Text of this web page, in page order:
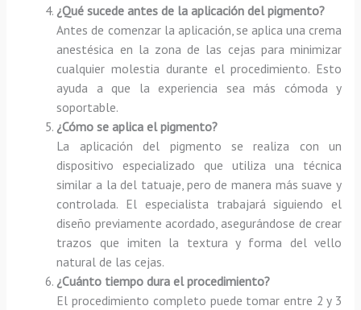
¿Qué sucede antes de la aplicación del pigmento?
Antes de comenzar la aplicación, se aplica una crema
anestésica en la zona de las cejas para minimizar
cualquier molestia durante el procedimiento. Esto
ayuda a que la experiencia sea más cómoda y
soportable.
¿Cómo se aplica el pigmento?
La aplicación del pigmento se realiza con un
dispositivo especializado que utiliza una técnica
similar a la del tatuaje, pero de manera más suave y
controlada. El especialista trabajará siguiendo el
diseño previamente acordado, asegurándose de crear
trazos que imiten la textura y forma del vello
natural de las cejas.
¿Cuánto tiempo dura el procedimiento?
El procedimiento completo puede tomar entre 2 y 3